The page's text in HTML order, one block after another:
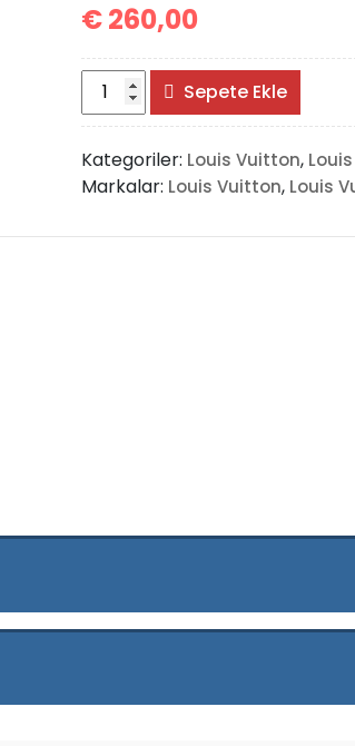
€260,00
Louis
Vuitton
Momtsouris
Backpack
adet
Sepete Ekle
Kategoriler: Louis Vuitton,
Markalar: Louis Vuitton, Louis